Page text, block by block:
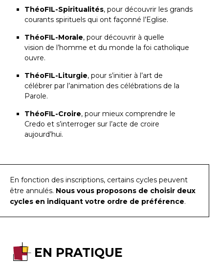
ThéoFIL-Spiritualités, pour découvrir les grands
courants spirituels qui ont façonné l’Eglise.
ThéoFIL-Morale, pour découvrir à quelle
vision de l’homme et du monde la foi catholique
ouvre.
ThéoFIL-Liturgie, pour s’initier à l’art de
célébrer par l’animation des célébrations de la
Parole.
ThéoFIL-Croire, pour mieux comprendre le
Credo et s’interroger sur l’acte de croire
aujourd’hui.
En fonction des inscriptions, certains cycles peuvent
être annulés. Nous vous proposons de choisir deux
cycles en indiquant votre ordre de préférence.
EN PRATIQUE